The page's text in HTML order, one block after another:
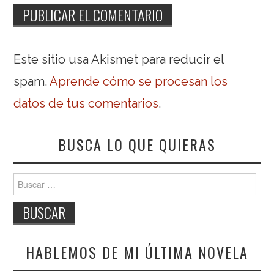
Este sitio usa Akismet para reducir el
spam.Aprende cómo se procesan los
datos de tus comentarios.
BUSCA LO QUE QUIERAS
Buscar:
HABLEMOS DE MI ÚLTIMA NOVELA